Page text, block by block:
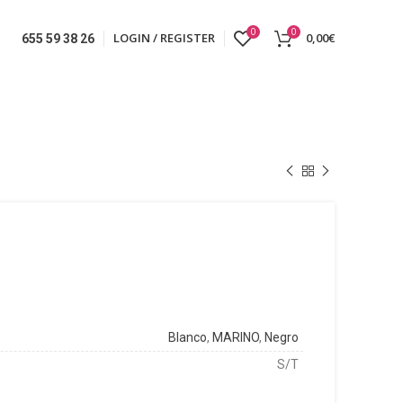
655 59 38 26 LOGIN / REGISTER 0 0 0,00€
Blanco, MARINO, Negro
S/T